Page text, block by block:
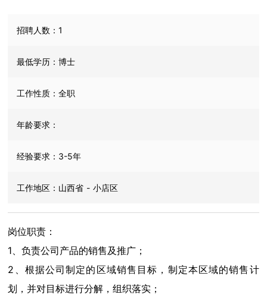
招聘人数：1
最低学历：博士
工作性质：全职
年龄要求：
经验要求： 3-5年
工作地区： 山西省 - 小店区
岗位职责：
1、负责公司产品的销售及推广；
2、根据公司制定的区域销售目标，制定本区域的销售计
划，并对目标进行分解，组织落实；